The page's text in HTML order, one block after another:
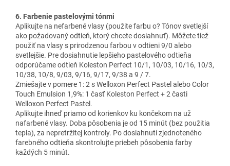
6. Farbenie pastelovými tónmi
Aplikujte na nefarbené vlasy (použite farbu o? Tónov svetlejší
ako požadovaný odtieň, ktorý chcete dosiahnuť). Môžete tiež
použiť na vlasy s prirodzenou farbou v odtieni 9/0 alebo
svetlejšie. Pre dosiahnutie lepšieho pastelového odtieňa
odporúčame odtieň Koleston Perfect 10/1, 10/03, 10/16, 10/3,
10/38, 10/8, 9/03, 9/16, 9/17, 9/38 a 9 / 7.
Zmiešajte v pomere 1: 2 s Welloxon Perfect Pastel alebo Color
Touch Emulsion 1,9%: 1 časť Koleston Perfect + 2 časti
Welloxon Perfect Pastel.
Aplikujte ihneď priamo od korienkov ku končekom na už
nafarbené vlasy. Doba pôsobenia je od 15 minút (bez použitia
tepla), za nepretržitej kontroly. Po dosiahnutí zjednoteného
farebného odtieňa skontrolujte priebeh pôsobenia farby
každých 5 minút.